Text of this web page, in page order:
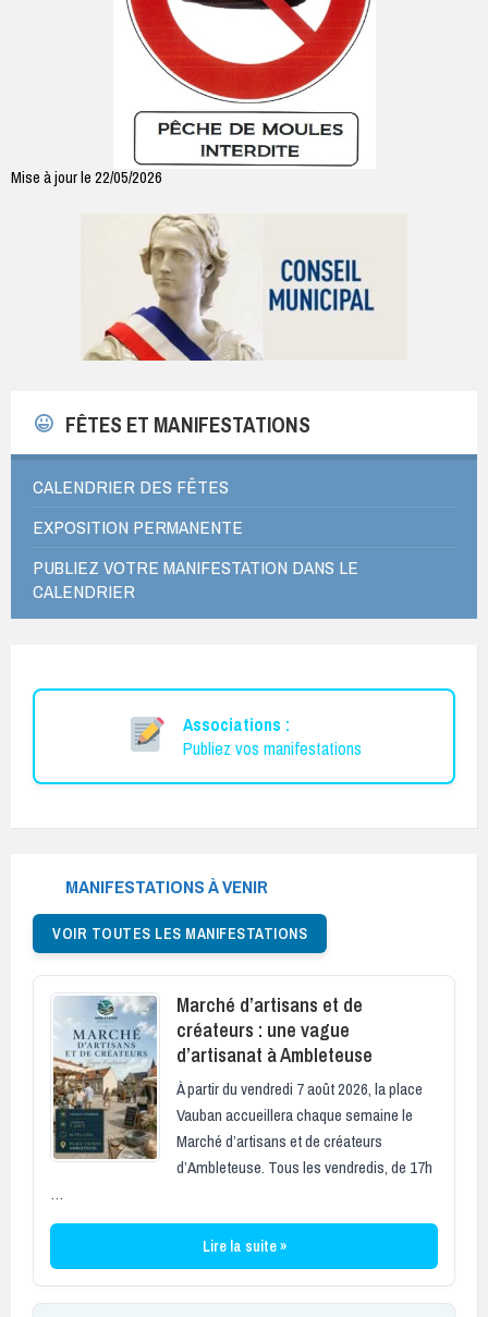
Mise à jour le 22/05/2026
FÊTES ET MANIFESTATIONS
CALENDRIER DES FÊTES
EXPOSITION PERMANENTE
PUBLIEZ VOTRE MANIFESTATION DANS LE
CALENDRIER
Associations :
Publiez vos manifestations
MANIFESTATIONS À VENIR
VOIR TOUTES LES MANIFESTATIONS
Marché d’artisans et de
créateurs : une vague
d’artisanat à Ambleteuse
À partir du vendredi 7 août 2026, la place
Vauban accueillera chaque semaine le
Marché d’artisans et de créateurs
d’Ambleteuse. Tous les vendredis, de 17h
…
Lire la suite »